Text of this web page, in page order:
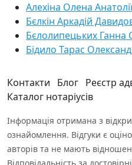
Алехіна Олена
Бєлкін Аркадій
Бєлолипецьких Ганна
Бідило Тарас
Контакти Блог Реєстр
Каталог нотаріусів
Інформація отримана з
ознайомлення. Відгуки є
авторів та не мають